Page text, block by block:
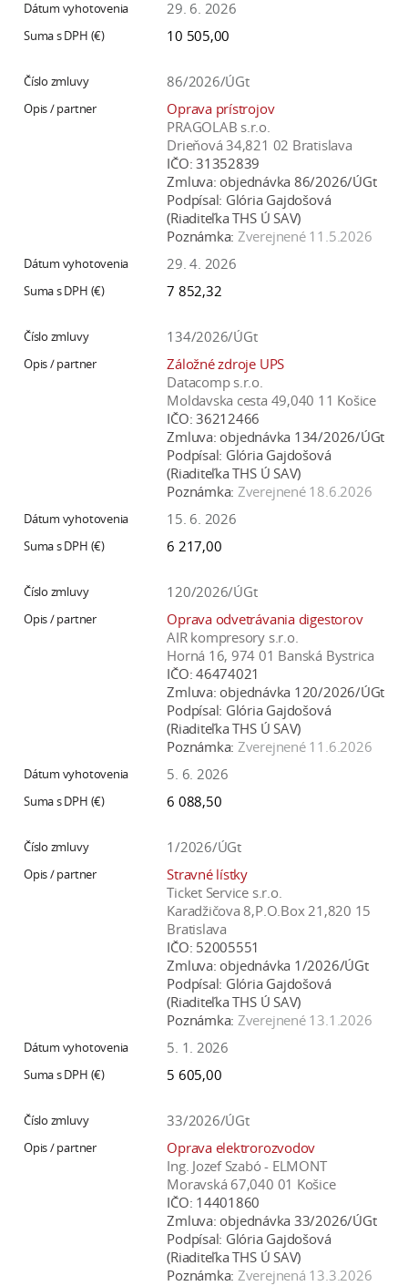
29. 6. 2026
10 505,00
86/2026/ÚGt
Oprava prístrojov
PRAGOLAB s.r.o.
Drieňová 34,821 02 Bratislava
IČO: 31352839
Zmluva: objednávka 86/2026/ÚGt
Podpísal: Glória Gajdošová
(Riaditeľka THS Ú SAV)
Poznámka: Zverejnené 11.5.2026
29. 4. 2026
7 852,32
134/2026/ÚGt
Záložné zdroje UPS
Datacomp s.r.o.
Moldavska cesta 49,040 11 Košice
IČO: 36212466
Zmluva: objednávka 134/2026/ÚGt
Podpísal: Glória Gajdošová
(Riaditeľka THS Ú SAV)
Poznámka: Zverejnené 18.6.2026
15. 6. 2026
6 217,00
120/2026/ÚGt
Oprava odvetrávania digestorov
AIR kompresory s.r.o.
Horná 16, 974 01 Banská Bystrica
IČO: 46474021
Zmluva: objednávka 120/2026/ÚGt
Podpísal: Glória Gajdošová
(Riaditeľka THS Ú SAV)
Poznámka: Zverejnené 11.6.2026
5. 6. 2026
6 088,50
1/2026/ÚGt
Stravné lístky
Ticket Service s.r.o.
Karadžičova 8,P.O.Box 21,820 15
Bratislava
IČO: 52005551
Zmluva: objednávka 1/2026/ÚGt
Podpísal: Glória Gajdošová
(Riaditeľka THS Ú SAV)
Poznámka: Zverejnené 13.1.2026
5. 1. 2026
5 605,00
33/2026/ÚGt
Oprava elektrorozvodov
Ing. Jozef Szabó - ELMONT
Moravská 67,040 01 Košice
IČO: 14401860
Zmluva: objednávka 33/2026/ÚGt
Podpísal: Glória Gajdošová
(Riaditeľka THS Ú SAV)
Poznámka: Zverejnená 13.3.2026